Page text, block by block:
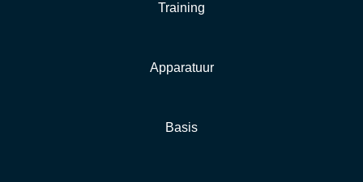
Training
Apparatuur
Basis